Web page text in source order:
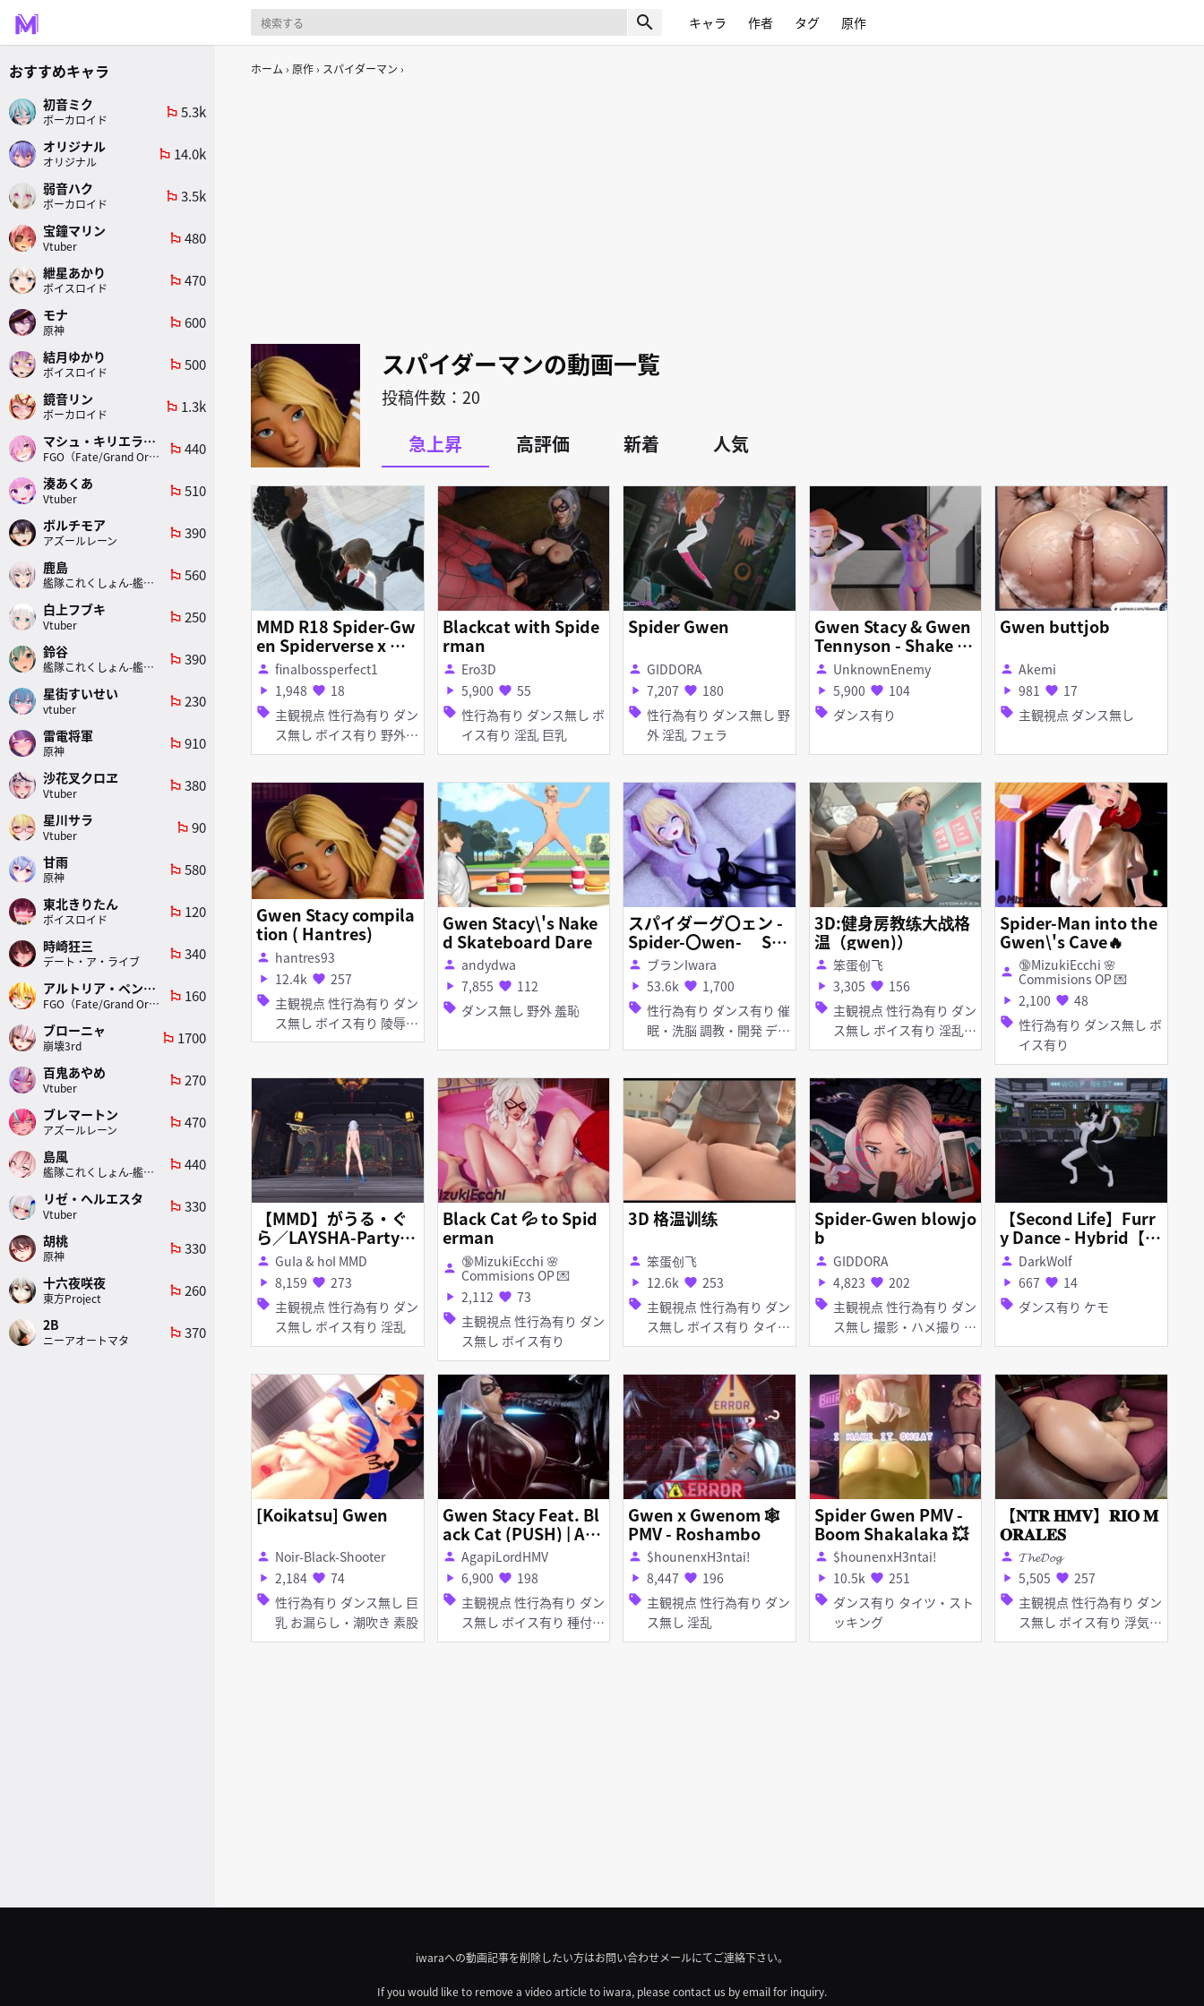
search キャラ 作者 タグ 原作
ホーム 原作 スパイダーマン
スパイダーマンの動画一覧
投稿件数：20
急上昇 高評価 新着 人気
MMD R18 Spider-Gw
en Spiderverse x Mil
es Spiderman Amazi
person finalbossperfect1
play_arrow 1,948 favorite 18
sell 主観視点 性行為有り ダン
ス無し ボイス有り 野外
淫乱 フェラ
Blackcat with Spide
rman
person Ero3D
play_arrow 5,900 favorite 55
sell 性行為有り ダンス無し ボ
イス有り 淫乱 巨乳
Spider Gwen
person GIDDORA
play_arrow 7,207 favorite 180
sell 性行為有り ダンス無し 野
外 淫乱 フェラ
Gwen Stacy & Gwen
Tennyson - Shake it
Off
person UnknownEnemy
play_arrow 5,900 favorite 104
sell ダンス有り
Gwen buttjob
person Akemi
play_arrow 981 favorite 17
sell 主観視点 ダンス無し
Gwen Stacy compila
tion ( Hantres)
person hantres93
play_arrow 12.4k favorite 257
sell 主観視点 性行為有り ダン
ス無し ボイス有り 陵辱
無理やり 異種姦 淫乱 ア
手コキ フェラ 女性上位
Gwen Stacy\'s Nake
d Skateboard Dare
person andydwa
play_arrow 7,855 favorite 112
sell ダンス無し 野外 羞恥
スパイダーグ〇ェン -
Spider-〇wen- SE
Xダンス
person ブランIwara
play_arrow 53.6k favorite 1,700
sell 性行為有り ダンス有り 催
眠・洗脳 調教・開発 ディ
ルド バイブ・ローター お
3D:健身房教练大战格
温（gwen)）
person 笨蛋创飞
play_arrow 3,305 favorite 156
sell 主観視点 性行為有り ダン
ス無し ボイス有り 淫乱
フェラ
Spider-Man into the
Gwen\'s Cave🔥
person 🔞MizukiEcchi 🌸
Commisions OP 💌
play_arrow 2,100 favorite 48
sell 性行為有り ダンス無し ボ
イス有り
【MMD】がうる・ぐ
ら／LAYSHA-Party T
onight
person GuIa & hoI MMD
play_arrow 8,159 favorite 273
sell 主観視点 性行為有り ダン
ス無し ボイス有り 淫乱
Black Cat 💦 to Spid
erman
person 🔞MizukiEcchi 🌸
Commisions OP 💌
play_arrow 2,112 favorite 73
sell 主観視点 性行為有り ダン
ス無し ボイス有り
3D 格温训练
person 笨蛋创飞
play_arrow 12.6k favorite 253
sell 主観視点 性行為有り ダン
ス無し ボイス有り タイ
ツ・ストッキング フェラ
Spider-Gwen blowjo
b
person GIDDORA
play_arrow 4,823 favorite 202
sell 主観視点 性行為有り ダン
ス無し 撮影・ハメ撮り 淫
乱 フェラ
【Second Life】Furr
y Dance - Hybrid【R
18】
person DarkWolf
play_arrow 667 favorite 14
sell ダンス有り ケモ
[Koikatsu] Gwen
person Noir-Black-Shooter
play_arrow 2,184 favorite 74
sell 性行為有り ダンス無し 巨
乳 お漏らし・潮吹き 素股
Gwen Stacy Feat. Bl
ack Cat (PUSH) | AG
APILORD HMV / PMV
person AgapiLordHMV
play_arrow 6,900 favorite 198
sell 主観視点 性行為有り ダン
ス無し ボイス有り 種付け
プレス
Gwen x Gwenom 🕸️
PMV - Roshambo
person $hounenxH3ntai!
play_arrow 8,447 favorite 196
sell 主観視点 性行為有り ダン
ス無し 淫乱
Spider Gwen PMV -
Boom Shakalaka 💥
person $hounenxH3ntai!
play_arrow 10.5k favorite 251
sell ダンス有り タイツ・スト
ッキング
【𝐍𝐓𝐑 𝐇𝐌𝐕】𝐑𝐈𝐎 𝐌
𝐎𝐑𝐀𝐋𝐄𝐒
person 𝓣𝓱𝓮𝓓𝓸𝓰
play_arrow 5,505 favorite 257
sell 主観視点 性行為有り ダン
ス無し ボイス有り 浮気・
不倫 寝取り・寝取られ(N
おすすめキャラ
初音ミク
ボーカロイド
emoji_flags 5.3k
オリジナル
オリジナル
emoji_flags 14.0k
弱音ハク
ボーカロイド
emoji_flags 3.5k
宝鐘マリン
Vtuber
emoji_flags 480
紲星あかり
ボイスロイド
emoji_flags 470
モナ
原神
emoji_flags 600
結月ゆかり
ボイスロイド
emoji_flags 500
鏡音リン
ボーカロイド
emoji_flags 1.3k
マシュ・キリエライト
FGO（Fate/Grand Order）
emoji_flags 440
湊あくあ
Vtuber
emoji_flags 510
ボルチモア
アズールレーン
emoji_flags 390
鹿島
艦隊これくしょん-艦これ-
emoji_flags 560
白上フブキ
Vtuber
emoji_flags 250
鈴谷
艦隊これくしょん-艦これ-
emoji_flags 390
星街すいせい
vtuber
emoji_flags 230
雷電将軍
原神
emoji_flags 910
沙花叉クロヱ
Vtuber
emoji_flags 380
星川サラ
Vtuber
emoji_flags 90
甘雨
原神
emoji_flags 580
東北きりたん
ボイスロイド
emoji_flags 120
時崎狂三
デート・ア・ライブ
emoji_flags 340
アルトリア・ペンドラゴン(ランサー)
FGO（Fate/Grand Order）
emoji_flags 160
ブローニャ
崩壊3rd
emoji_flags 1700
百鬼あやめ
Vtuber
emoji_flags 270
ブレマートン
アズールレーン
emoji_flags 470
島風
艦隊これくしょん-艦これ-
emoji_flags 440
リゼ・ヘルエスタ
Vtuber
emoji_flags 330
胡桃
原神
emoji_flags 330
十六夜咲夜
東方Project
emoji_flags 260
2B
ニーアオートマタ
emoji_flags 370
iwaraへの動画記事を削除したい方はお問い合わせメールにてご連絡下さい。
If you would like to remove a video article to iwara, please contact us by email for inquiry.